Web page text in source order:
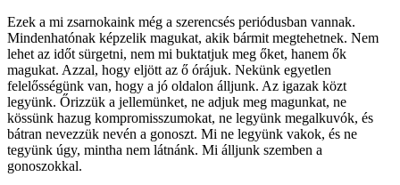
Ezek a mi zsarnokaink még a szerencsés periódusban vannak.
Mindenhatónak képzelik magukat, akik bármit megtehetnek. Nem
lehet az időt sürgetni, nem mi buktatjuk meg őket, hanem ők
magukat. Azzal, hogy eljött az ő órájuk. Nekünk egyetlen
felelősségünk van, hogy a jó oldalon álljunk. Az igazak közt
legyünk. Őrizzük a jellemünket, ne adjuk meg magunkat, ne
kössünk hazug kompromisszumokat, ne legyünk megalkuvók, és
bátran nevezzük nevén a gonoszt. Mi ne legyünk vakok, és ne
tegyünk úgy, mintha nem látnánk. Mi álljunk szemben a
gonoszokkal.